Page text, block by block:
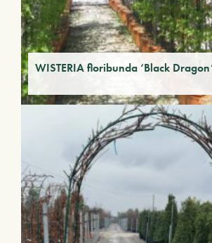
WISTERIA floribunda ‘Black